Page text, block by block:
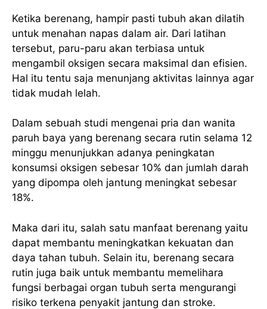
Ketika berenang, hampir pasti tubuh akan dilatih
untuk menahan napas dalam air. Dari latihan
tersebut, paru-paru akan terbiasa untuk
mengambil oksigen secara maksimal dan efisien.
Hal itu tentu saja menunjang aktivitas lainnya agar
tidak mudah lelah.
Dalam sebuah studi mengenai pria dan wanita
paruh baya yang berenang secara rutin selama 12
minggu menunjukkan adanya peningkatan
konsumsi oksigen sebesar 10% dan jumlah darah
yang dipompa oleh jantung meningkat sebesar
18%.
Maka dari itu, salah satu manfaat berenang yaitu
dapat membantu meningkatkan kekuatan dan
daya tahan tubuh. Selain itu, berenang secara
rutin juga baik untuk membantu memelihara
fungsi berbagai organ tubuh serta mengurangi
risiko terkena penyakit jantung dan stroke.